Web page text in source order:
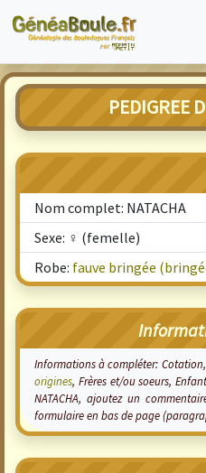
PEDIGREE
Nom complet: NATACHA
Sexe: ♀ (femelle)
Robe: fauve bringée
Informations à compléter:
origines, Frères et/ou soeurs,
NATACHA, ajoutez un
formulaire en bas de page